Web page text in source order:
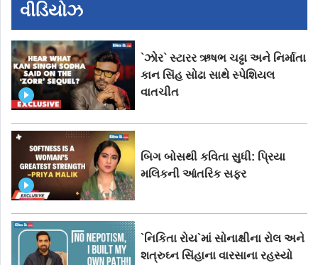
વીડિયોઝ
`ઝોર` સ્ટારર ઋષભ ચઢ્ઢા અને નિર્માતા
કાન સિંહ સોઢા સાથે સ્પેશિયલ
વાતચીત
બિગ બોસથી કવિતા સુધી: પ્રિયા
મલિકની આંતરિક સફર
`નિકિતા રોય`માં સોનાક્ષીના રોલ અને
શત્રુઘ્ન સિંહાના વારસાના રહસ્યો